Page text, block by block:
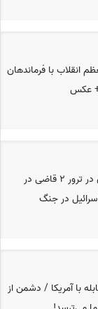
انقلاب با فرماندهان
+ عکس
رد پای سازمان مجاهدین خلق در ترور 2 قاضی در
در جنگ
با آمریکا / دشمن از